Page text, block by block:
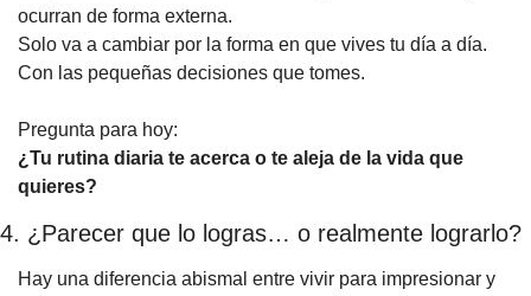
ocurran de forma externa.
Solo va a cambiar por la forma en que vives tu día a día.
Con las pequeñas decisiones que tomes.
Pregunta para hoy:
¿Tu rutina diaria te acerca o te aleja de la vida que
quieres?
4. ¿Parecer que lo logras… o realmente lograrlo?
Hay una diferencia abismal entre vivir para impresionar y